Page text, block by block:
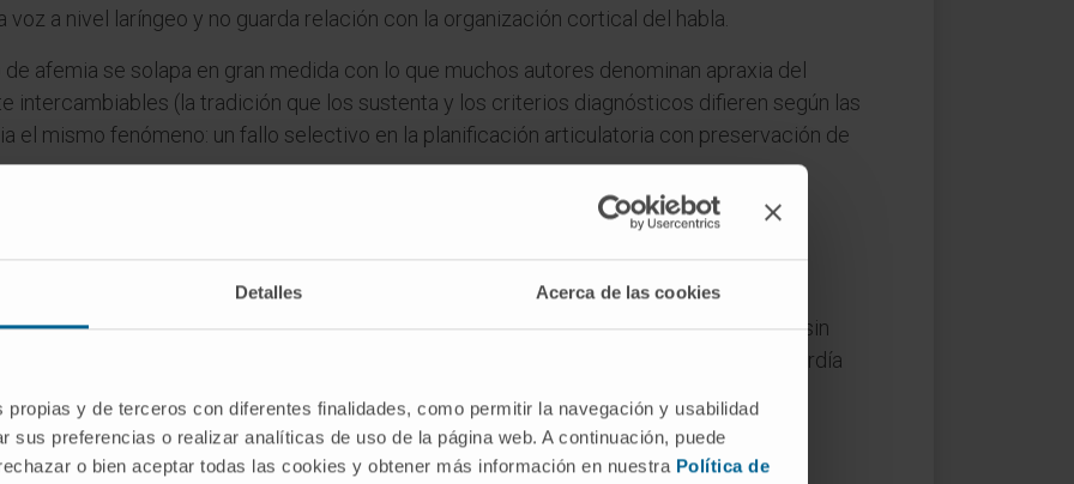
Detalles Acerca de las cookies
propias y de terceros con diferentes finalidades, como permitir la navegación y usabilidad
sus preferencias o realizar analíticas de uso de la página web. A continuación, puede
o bien aceptar todas las cookies y obtener más información en nuestra Política de
a nivel laríngeo y no guarda relación con la organización cortical del habla.
afemia se solapa en gran medida con lo que muchos autores denominan apraxia del
intercambiables (la tradición que los sustenta y los criterios diagnósticos difieren según las
el mismo fenómeno: un fallo selectivo en la planificación articulatoria con preservación de
afemia?
el prefijo privativo griego ἀ- con φήμη (phēmē, «habla», «voz»). Literalmente significa «sin
frente a alternativas como «alalia» porque quería subrayar que el paciente no perdía
de articular sonidos verbales.